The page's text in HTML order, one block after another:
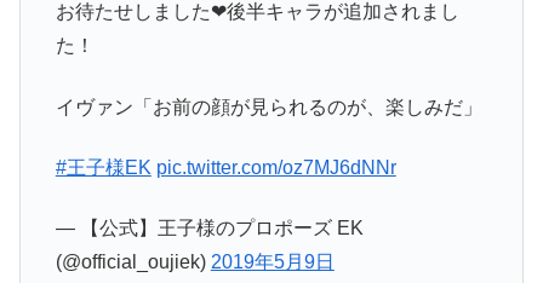
お待たせしました❤後半キャラが追加されまし
た！
イヴァン「お前の顔が見られるのが、楽しみだ」
#王子様EK pic.twitter.com/oz7MJ6dNNr
— 【公式】王子様のプロポーズ EK
(@official_oujiek) 2019年5月9日